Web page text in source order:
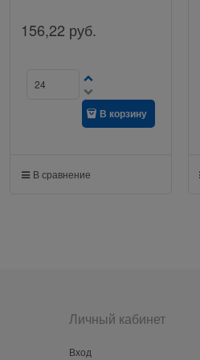
156,22 руб.
В корзину
В сравнение
Личный кабинет
Вход